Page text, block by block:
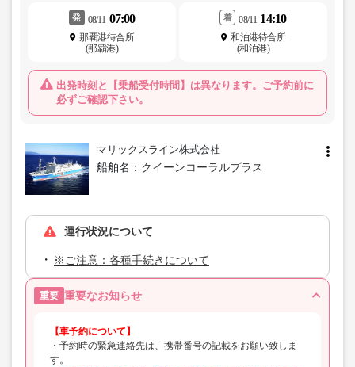
発 08/11 07:00
那覇港待合所
(那覇港)
出発時刻と【乗船受付時間】は異なります。ご予約前に
必ずご確認下さい。
着 08/11 14:10
和泊港待合所
(和泊港)
マリックスライン株式会社
船舶名： クイーンコーラルプラス
運行状況について
※ご注意：各種手続きについて
重要 重要なお知らせ
【車予約について】
・予約時の緊急連絡先は、携帯番号の記載をお願い致しま
す。